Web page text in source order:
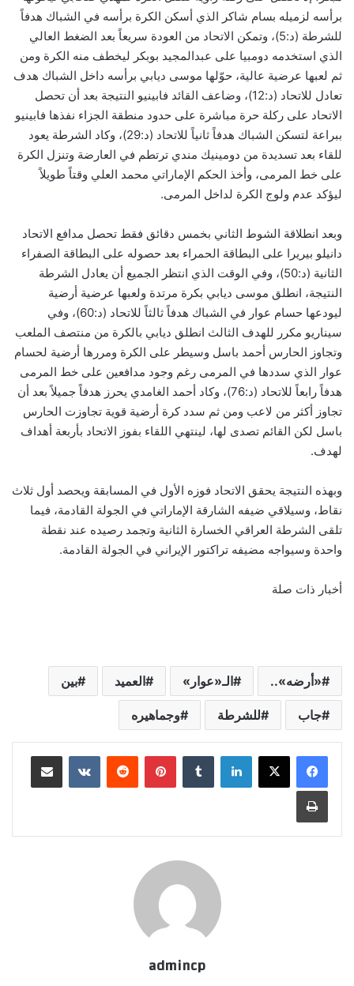
برأسه لزميله بسام شاكر الذي أسكن الكرة برأسه في الشباك هدفاً
للشرطة (د:5)، وتمكن الاتحاد من العودة سريعاً بعد الضغط العالي
الذي استخدمه دومبيا على عبدالمجيد بوبكر ليخطف منه الكرة ومن
ثم لعبها عرضية عالية، حوّلها موسى ديابي برأسه داخل الشباك هدف
تعادل للاتحاد (د:12)، وضاعف القائد فابينيو النتيجة بعد أن تحصل
الاتحاد على ركلة حرة مباشرة على حدود منطقة الجزاء نفذها فابينيو
ببراعة لتسكن الشباك هدفاً ثانياً للاتحاد (د:29)، وكاد الشرطة يعود
للقاء بعد تسديدة من دومينيك مندي ترتطم في العارضة وتنزل الكرة
على خط المرمى، وأخذ الحكم الإماراتي محمد العلي وقتاً طويلاً
ليؤكد عدم ولوج الكرة لداخل المرمى.
وبعد انطلاقة الشوط الثاني بخمس دقائق فقط تحصل مدافع الاتحاد
دانيلو بيريرا على البطاقة الحمراء بعد حصوله على البطاقة الصفراء
الثانية (د:50)، وفي الوقت الذي انتظر الجميع أن يعادل الشرطة
النتيجة، انطلق موسى ديابي بكرة مرتدة ولعبها عرضية أرضية
ليودعها حسام عوار في الشباك هدفاً ثالثاً للاتحاد (د:60)، وفي
سيناريو مكرر للهدف الثالث انطلق ديابي بالكرة من منتصف الملعب
وتجاوز الحارس أحمد باسل وسيطر على الكرة ومررها أرضية لحسام
عوار الذي سددها في المرمى رغم وجود مدافعين على خط المرمى
هدفاً رابعاً للاتحاد (د:76)، وكاد أحمد الغامدي يحرز هدفاً جميلاً بعد أن
تجاوز أكثر من لاعب ومن ثم سدد كرة أرضية قوية تجاوزت الحارس
باسل لكن القائم تصدى لها، لينتهي اللقاء بفوز الاتحاد بأربعة أهداف
لهدف.
وبهذه النتيجة يحقق الاتحاد فوزه الأول في المسابقة ويحصد أول ثلاث
نقاط، وسيلاقي ضيفه الشارقة الإماراتي في الجولة القادمة، فيما
تلقى الشرطة العراقي الخسارة الثانية وتجمد رصيده عند نقطة
واحدة وسيواجه مضيفه تراكتور الإيراني في الجولة القادمة.
أخبار ذات صلة
«أرضه».. الـ«عوار» العميد بين
جاب للشرطة وجماهيره
لينكدإن بينتيريست
admincp